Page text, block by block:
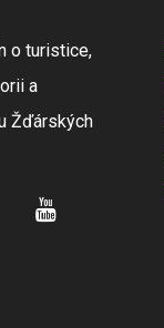
o turistice,
a
Žďárských